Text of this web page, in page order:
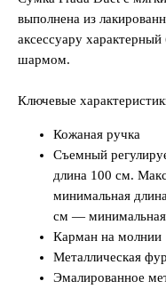
выполнена из
аксессуару
шармом.
Ключевые
Кожаная ручка
Съемный
длина 100 см.
минимальная
см —
Карман на молнии
Металлическая
Эмалированное